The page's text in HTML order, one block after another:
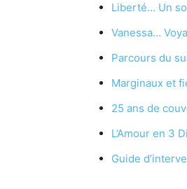
Liberté… Un
Vanessa…
Parcours du
Marginaux et
25 ans de
L’Amour en 3
Guide